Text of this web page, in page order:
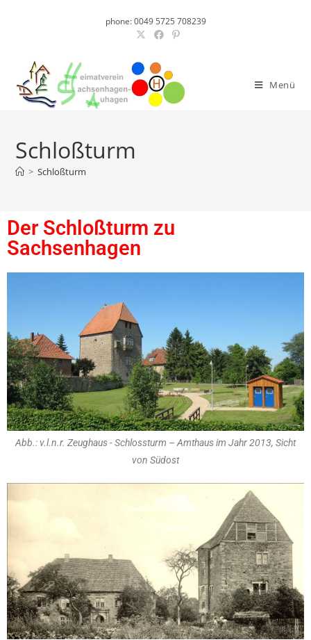
phone: 0049 5725 708239
Menü
Schloßturm
> Schloßturm
Der Schloßturm zu
Sachsenhagen
Abb.: v.l.n.r. Zeughaus - Schlossturm – Amthaus im Jahr 2013, Sicht
von Südost